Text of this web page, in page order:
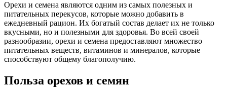
Орехи и семена являются одним из самых полезных и
питательных перекусов, которые можно добавить в
ежедневный рацион. Их богатый состав делает их не только
вкусными, но и полезными для здоровья. Во всей своей
разнообразии, орехи и семена предоставляют множество
питательных веществ, витаминов и минералов, которые
способствуют общему благополучию.
Польза орехов и семян